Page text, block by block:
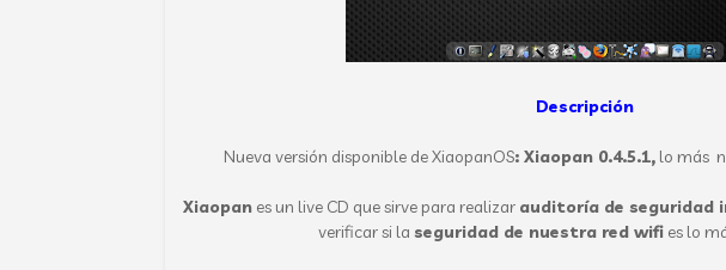
Descripción
Nueva versión disponible de XiaopanOS: Xiaopan 0.4.5.1, lo más
Xiaopanes un live CD que sirve para realizar auditoría de seguridad
verificar si la seguridad de nuestra red wifies lo